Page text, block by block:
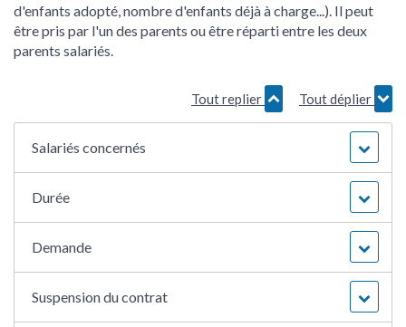
d'enfants adopté, nombre d'enfants déjà à charge...). Il peut
être pris par l'un des parents ou être réparti entre les deux
parents salariés.
Tout replier Tout déplier
Salariés concernés
Durée
Demande
Suspension du contrat